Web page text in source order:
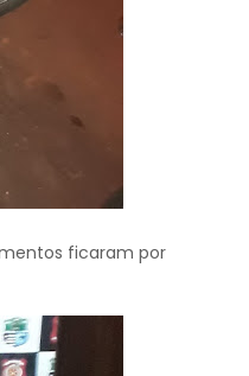
ficaram por